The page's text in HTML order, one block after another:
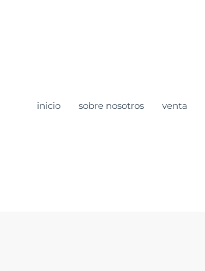
inicio sobre nosotros venta